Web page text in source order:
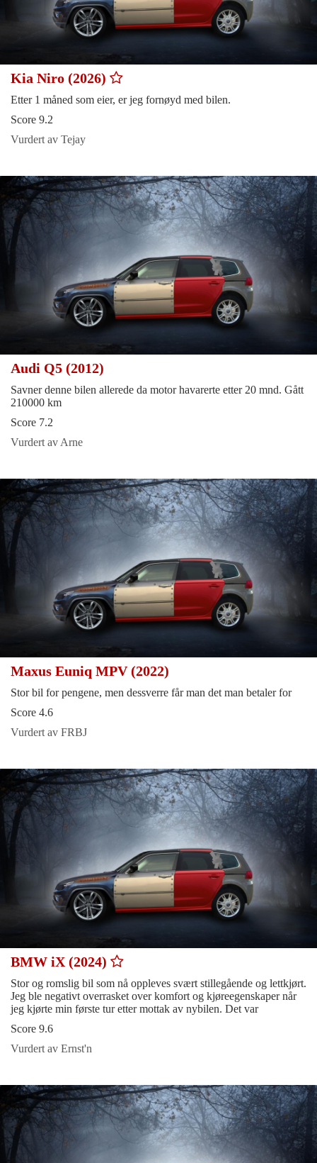
Kia Niro (2026)
Etter 1 måned som eier, er jeg fornøyd med bilen.
Score 9.2
Vurdert av Tejay
Audi Q5 (2012)
Savner denne bilen allerede da motor havarerte etter 20 mnd. Gått
210000 km
Score 7.2
Vurdert av Arne
Maxus Euniq MPV (2022)
Stor bil for pengene, men dessverre får man det man betaler for
Score 4.6
Vurdert av FRBJ
BMW iX (2024)
Stor og romslig bil som nå oppleves svært stillegående og lettkjørt.
Jeg ble negativt overrasket over komfort og kjøreegenskaper når
jeg kjørte min første tur etter mottak av nybilen. Det var
Score 9.6
Vurdert av Ernst'n